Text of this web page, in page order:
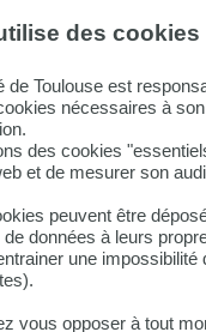
des cookies
de Toulouse est
nécessaires à
des cookies
et de mesurer son
peuvent être
données à leurs
une
vous opposer à tout
et de santé
Condat B). Cet
du corps humain
de thérapie
territoires de
A., Chassang
dans un volume